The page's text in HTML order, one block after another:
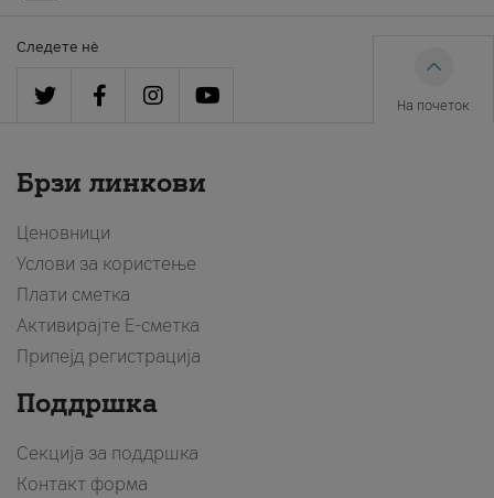
Следете нè
На почеток
Брзи линкови
Ценовници
Услови за користење
Плати сметка
Активирајте Е-сметка
Припејд регистрација
Поддршка
Секција за поддршка
Контакт форма